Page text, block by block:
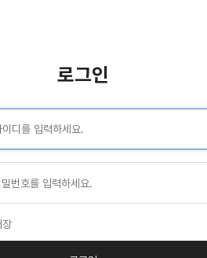
로그인
장